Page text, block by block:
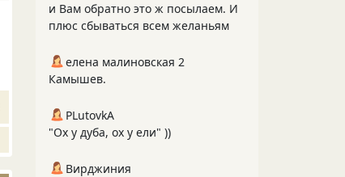
и Вам обратно это ж посылаем. И
плюс сбываться всем желаньям
елена малиновская 2
Камышев.
PLutоvkА
"Ох у дуба, ох у ели" ))
Вирджиния